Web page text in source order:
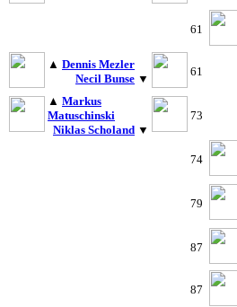
61
▲ Dennis Mezler
Necil Bunse ▼
61
▲ Markus
Matuschinski
Niklas Scholand ▼
73
74
79
87
87